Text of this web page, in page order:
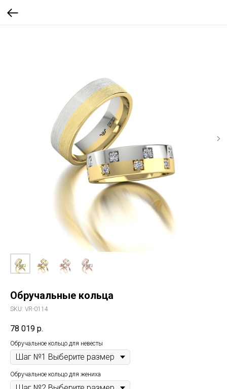
Обручальные кольца
SKU: VR-0114
78 019 р.
Обручальное кольцо для невесты
Обручальное кольцо для жениха